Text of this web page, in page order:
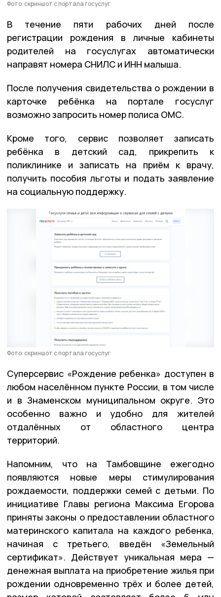
Фото: скриншот с портала госуслуг
В течение пяти рабочих дней после
регистрации рождения в личные кабинеты
родителей на госуслугах автоматически
направят номера СНИЛС и ИНН малыша.
После получения свидетельства о рождении в
карточке ребёнка на портале госуслуг
возможно запросить номер полиса ОМС.
Кроме того, сервис позволяет записать
ребёнка в детский сад, прикрепить к
поликлинике и записать на приём к врачу,
получить пособия льготы и подать заявление
на социальную поддержку.
Фото: скриншот с портала госуслуг
Суперсервис «Рождение ребенка» доступен в
любом населённом пункте России, в том числе
и в Знаменском муниципальном округе. Это
особенно важно и удобно для жителей
отдалённых от областного центра
территорий.
Напомним, что на Тамбовщине ежегодно
появляются новые меры стимулирования
рождаемости, поддержки семей с детьми. По
инициативе Главы региона Максима Егорова
приняты законы о предоставлении областного
материнского капитала на каждого ребенка,
начиная с третьего, введён «Земельный
сертификат». Действует уникальная мера —
денежная выплата на приобретение жилья при
рождении одновременно трёх и более детей,